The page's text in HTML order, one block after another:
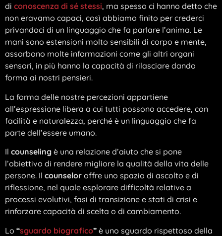
di conoscenza di sé stessi, ma spesso ci hanno detto che
non eravamo capaci, così abbiamo finito per crederci
privandoci di un linguaggio che fa parlare l’anima. Le
mani sono estensioni molto sensibili di corpo e mente,
assorbono molte informazioni come gli altri organi
sensori, in più hanno la capacità di rilasciare dando
forma ai nostri pensieri.
La forma delle nostre percezioni appartiene
all’espressione libera a cui tutti possono accedere, con
facilità e naturalezza, perché è un linguaggio che fa
parte dell’essere umano.
Il counseling è una relazione d’aiuto che si pone
l’obiettivo di rendere migliore la qualità della vita delle
persone. Il counselor offre uno spazio di ascolto e di
riflessione, nel quale esplorare difficoltà relative a
processi evolutivi, fasi di transizione e stati di crisi e
rinforzare capacità di scelta o di cambiamento.
Lo “sguardo biografico” è uno sguardo rispettoso della